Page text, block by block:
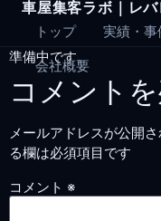
Skip
content
車屋集客ラボ｜レ
トップ 実績・事
会社概要
準備中です。
コメント
メールアドレスが公開
る欄は必須項目です
コメント ※